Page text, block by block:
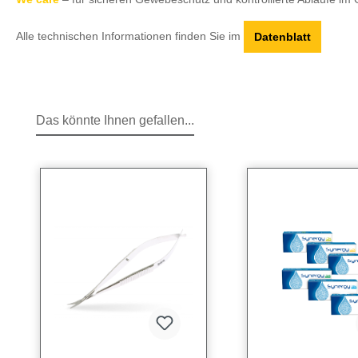
Alle technischen Informationen finden Sie im Datenblatt
Das könnte Ihnen gefallen...
Produktgalerie überspringen